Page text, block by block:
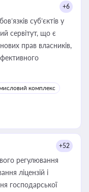
+6
суб’єктів у
сервітут, що є
прав власників,
комплекс
+52
регулювання
ліцензій і
господарської